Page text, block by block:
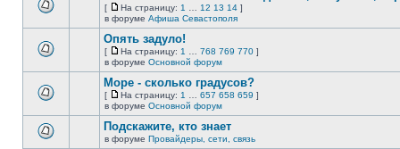
непрочитанных
сообщений.
этой
непрочитанных
сообщений.
[
На
страницу
На страницу: 1 12 13 14 ]
в форуме Афиша Севастополя
этой
непрочитанных
сообщений.
Опять задуло!
[
На
страницу
На страницу: 1 768 769 770 ]
в форуме Основной форум
этой
Море - сколько градусов?
[
На
страницу
На страницу: 1 657 658 659 ]
в форуме Основной форум
Подскажите, кто знает
в форуме Провайдеры, сети, связь